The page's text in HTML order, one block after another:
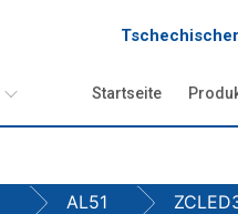
Startseite
AL51